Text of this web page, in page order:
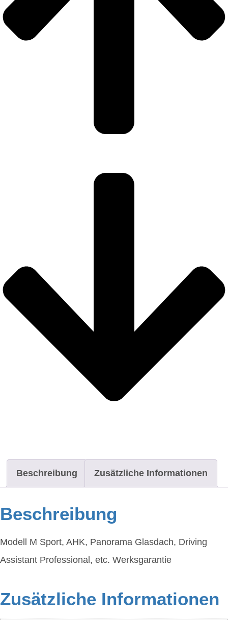
Beschreibung Zusätzliche Informationen
Beschreibung
Modell M Sport, AHK, Panorama Glasdach, Driving
Assistant Professional, etc. Werksgarantie
Zusätzliche Informationen